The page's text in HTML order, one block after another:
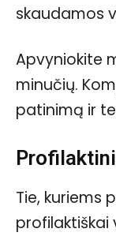
skaudamos
Apvyniokite
minučių.
patinimą ir
Tie, kuriems
profilaktiškai